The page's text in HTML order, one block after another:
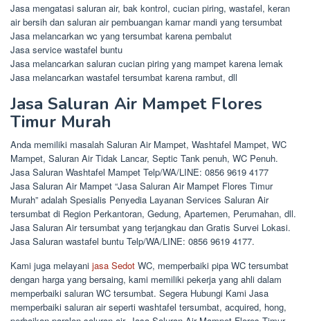
Jasa mengatasi saluran air, bak kontrol, cucian piring, wastafel, keran
air bersih dan saluran air pembuangan kamar mandi yang tersumbat
Jasa melancarkan wc yang tersumbat karena pembalut
Jasa service wastafel buntu
Jasa melancarkan saluran cucian piring yang mampet karena lemak
Jasa melancarkan wastafel tersumbat karena rambut, dll
Jasa Saluran Air Mampet Flores
Timur Murah
Anda memiliki masalah Saluran Air Mampet, Washtafel Mampet, WC
Mampet, Saluran Air Tidak Lancar, Septic Tank penuh, WC Penuh.
Jasa Saluran Washtafel Mampet Telp/WA/LINE: 0856 9619 4177
Jasa Saluran Air Mampet “Jasa Saluran Air Mampet Flores Timur
Murah” adalah Spesialis Penyedia Layanan Services Saluran Air
tersumbat di Region Perkantoran, Gedung, Apartemen, Perumahan, dll.
Jasa Saluran Air tersumbat yang terjangkau dan Gratis Survei Lokasi.
Jasa Saluran wastafel buntu Telp/WA/LINE: 0856 9619 4177.
Kami juga melayani jasa Sedot WC, memperbaiki pipa WC tersumbat
dengan harga yang bersaing, kami memiliki pekerja yang ahli dalam
memperbaiki saluran WC tersumbat. Segera Hubungi Kami Jasa
memperbaiki saluran air seperti washtafel tersumbat, acquired, hong,